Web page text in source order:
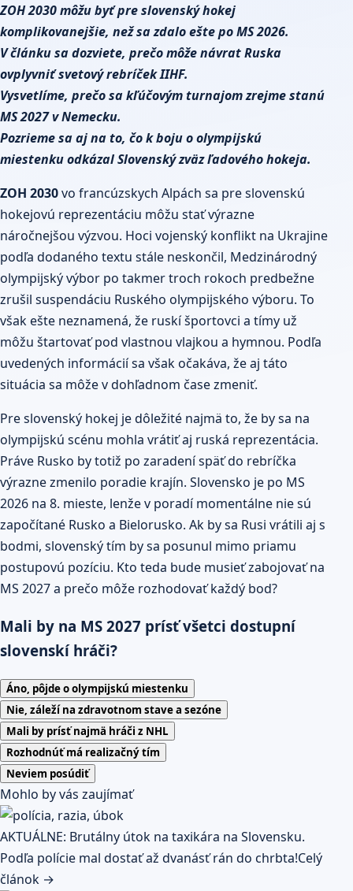
ZOH 2030 môžu byť pre slovenský hokej
komplikovanejšie, než sa zdalo ešte po MS 2026.
V článku sa dozviete, prečo môže návrat Ruska
ovplyvniť svetový rebríček IIHF.
Vysvetlíme, prečo sa kľúčovým turnajom zrejme stanú
MS 2027 v Nemecku.
Pozrieme sa aj na to, čo k boju o olympijskú
miestenku odkázal Slovenský zväz ľadového hokeja.
ZOH 2030vo francúzskych Alpách sa pre slovenskú
hokejovú reprezentáciu môžu stať výrazne
náročnejšou výzvou. Hoci vojenský konflikt na Ukrajine
podľa dodaného textu stále neskončil, Medzinárodný
olympijský výbor po takmer troch rokoch predbežne
zrušil suspendáciu Ruského olympijského výboru. To
však ešte neznamená, že ruskí športovci a tímy už
môžu štartovať pod vlastnou vlajkou a hymnou. Podľa
uvedených informácií sa však očakáva, že aj táto
situácia sa môže v dohľadnom čase zmeniť.
Pre slovenský hokej je dôležité najmä to, že by sa na
olympijskú scénu mohla vrátiť aj ruská reprezentácia.
Práve Rusko by totiž po zaradení späť do rebríčka
výrazne zmenilo poradie krajín. Slovensko je po MS
2026 na 8. mieste, lenže v poradí momentálne nie sú
započítané Rusko a Bielorusko. Ak by sa Rusi vrátili aj s
bodmi, slovenský tím by sa posunul mimo priamu
postupovú pozíciu. Kto teda bude musieť zabojovať na
MS 2027 a prečo môže rozhodovať každý bod?
Mali by na MS 2027 prísť všetci dostupní
slovenskí hráči?
Áno, pôjde o olympijskú miestenku
Nie, záleží na zdravotnom stave a sezóne
Mali by prísť najmä hráči z NHL
Rozhodnúť má realizačný tím
Neviem posúdiť
Mohlo by vás zaujímať
AKTUÁLNE: Brutálny útok na taxikára na Slovensku.
Podľa polície mal dostať až dvanásť rán do chrbta!Celý
článok →